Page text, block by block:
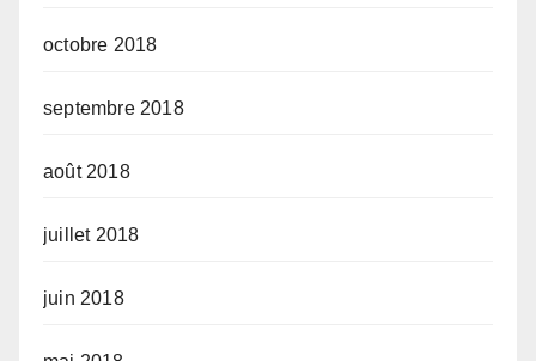
octobre 2018
septembre 2018
août 2018
juillet 2018
juin 2018